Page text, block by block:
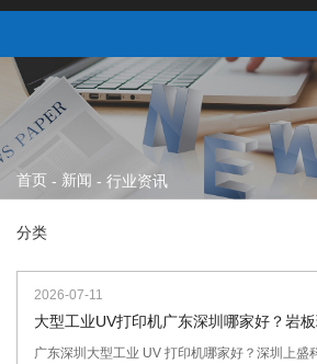
首页 - 新闻 - 行业资讯
分类
2026-07-11
大型工业UV打印机广东深圳哪家好？岩板
广东深圳大型工业 UV 打印机哪家好？深圳上盛